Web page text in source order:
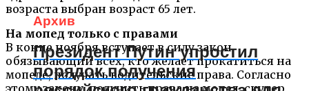
возраста выбран возраст 65 лет.
На мопед только с правами
В конце ноября вступает в силу закон,
обязывающий всех, кто желает прокатиться на
мопеде, получать водительские права. Согласно
этому закону, получить права на мопед, скутер
Архив
Президент Путин упростил
порядок получения